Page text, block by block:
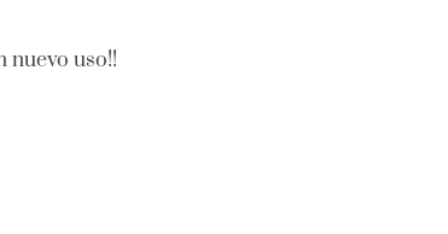
nuevo uso!!